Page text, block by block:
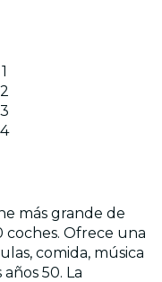
más grande de
coches. Ofrece una
comida, música
50. La